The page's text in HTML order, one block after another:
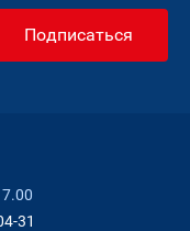
Подписаться
31